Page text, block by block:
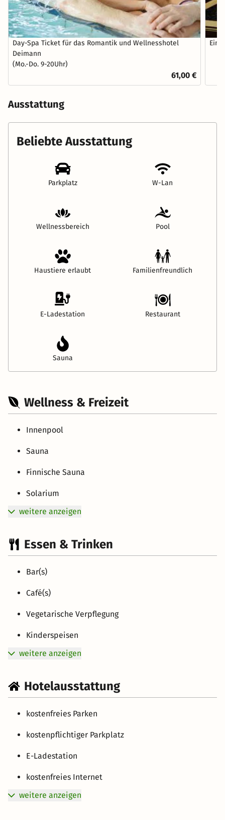
Day-Spa Ticket für das Romantik und Wellnesshotel
Deimann
(Mo.-Do. 9-20Uhr)
61,00 €
Ausstattung
Beliebte Ausstattung
Parkplatz W-Lan
Wellnessbereich Pool
Haustiere erlaubt Familienfreundlich
E-Ladestation Restaurant
Sauna
Wellness & Freizeit
Innenpool
Sauna
Finnische Sauna
Solarium
weitere anzeigen
Essen & Trinken
Bar(s)
Café(s)
Vegetarische Verpflegung
Kinderspeisen
weitere anzeigen
Hotelausstattung
kostenfreies Parken
kostenpflichtiger Parkplatz
E-Ladestation
kostenfreies Internet
weitere anzeigen